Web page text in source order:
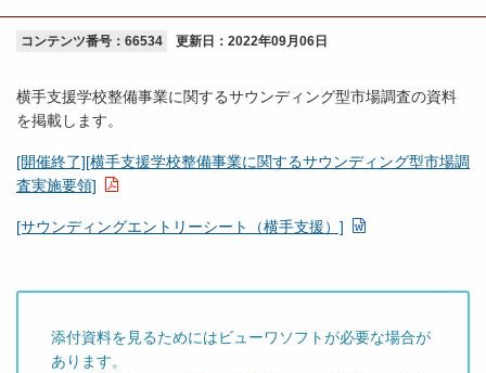
コンテンツ番号：66534 更新日： 2022年09月06日
横手支援学校整備事業に関するサウンディング型市場調査の資料
を掲載します。
[開催終了][横手支援学校整備事業に関するサウンディング型市場調
査実施要領]
[サウンディングエントリーシート（横手支援）]
添付資料を見るためにはビューワソフトが必要な場合が
あります。